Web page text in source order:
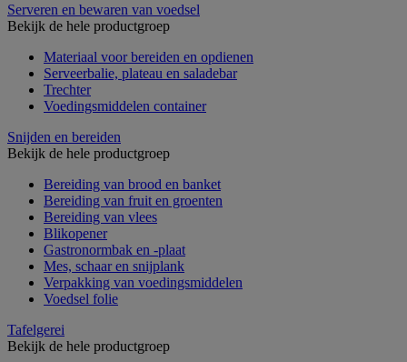
Serveren en bewaren van voedsel
Bekijk de hele productgroep
Materiaal voor bereiden en opdienen
Serveerbalie, plateau en saladebar
Trechter
Voedingsmiddelen container
Snijden en bereiden
Bekijk de hele productgroep
Bereiding van brood en banket
Bereiding van fruit en groenten
Bereiding van vlees
Blikopener
Gastronormbak en -plaat
Mes, schaar en snijplank
Verpakking van voedingsmiddelen
Voedsel folie
Tafelgerei
Bekijk de hele productgroep